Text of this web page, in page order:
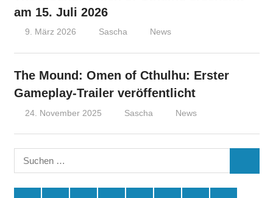
am 15. Juli 2026
9. März 2026 Sascha News
The Mound: Omen of Cthulhu: Erster
Gameplay-Trailer veröffentlicht
24. November 2025 Sascha News
Suchen
nach: